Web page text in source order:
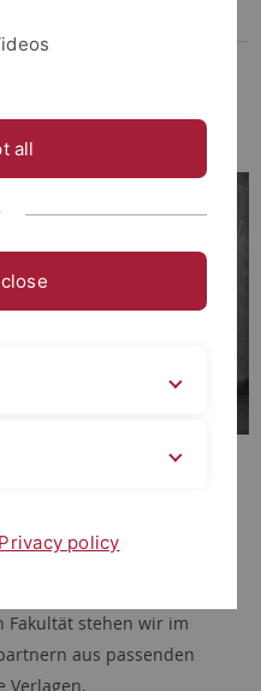
ist die
der du Praktika-,
Thesis- und
Aktuell erwarten dich etwa
aus allen Bereichen. Für
Fakultät stehen wir im
aus passenden
Verlagen,
all
Privacy policy